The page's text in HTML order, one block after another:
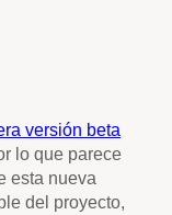
versión beta
lo que parece
esta nueva
del proyecto,